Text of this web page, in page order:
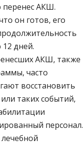
перенес АКШ.
он готов, его
дней.
АКШ, также
часто
восстановить
таких событий,
персонал.